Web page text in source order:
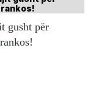
gusht për